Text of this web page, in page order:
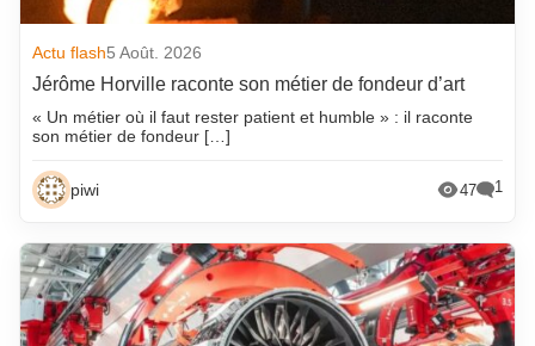
Actu flash5 Août. 2026
Jérôme Horville raconte son métier de fondeur d’art
« Un métier où il faut rester patient et humble » : il raconte
son métier de fondeur […]
piwi 47 1